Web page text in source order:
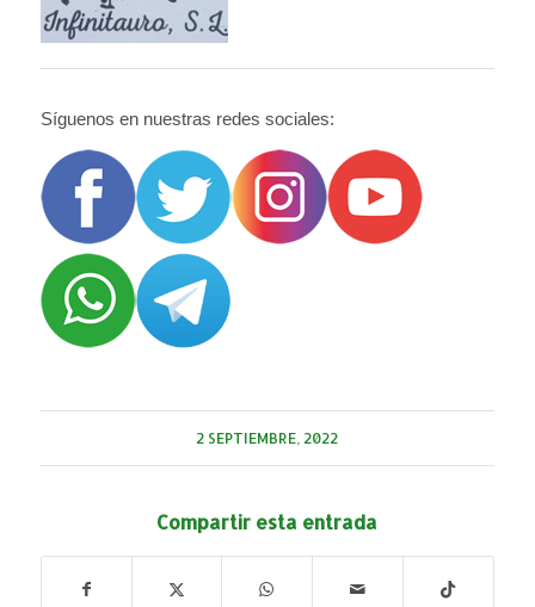
Síguenos en nuestras redes sociales:
2 SEPTIEMBRE, 2022
Compartir esta entrada